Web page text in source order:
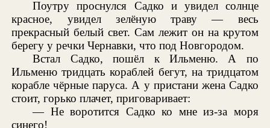
Поутру проснулся Садко и увидел солнце
красное, увидел зелёную траву — весь
прекрасный белый свет. Сам лежит он на крутом
берегу у речки Чернавки, что под Новгородом.
Встал Садко, пошёл к Ильменю. А по
Ильменю тридцать кораблей бегут, на тридцатом
корабле чёрные паруса. А у пристани жена Садко
стоит, горько плачет, приговаривает:
— Не воротится Садко ко мне из-за моря
синего!